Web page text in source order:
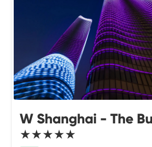
W Shanghai - The
★★★★★